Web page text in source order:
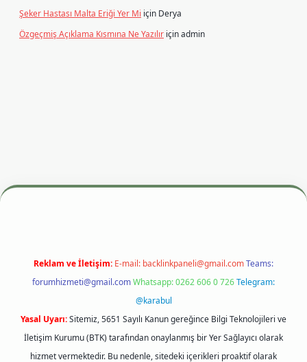
Şeker Hastası Malta Eriği Yer Mi için Derya
Özgeçmiş Açıklama Kısmına Ne Yazılır içinadmin
betexper.xyzm elexbet
Reklam ve İletişim: E-mail: backlinkpaneli@gmail.comTeams:
forumhizmeti@gmail.comWhatsapp: 0262 606 0 726Telegram:
@karabul
Yasal Uyarı:Sitemiz, 5651 Sayılı Kanun gereğince Bilgi Teknolojileri ve
İletişim Kurumu (BTK) tarafından onaylanmış bir Yer Sağlayıcı olarak
hizmet vermektedir. Bu nedenle, sitedeki içerikleri proaktif olarak